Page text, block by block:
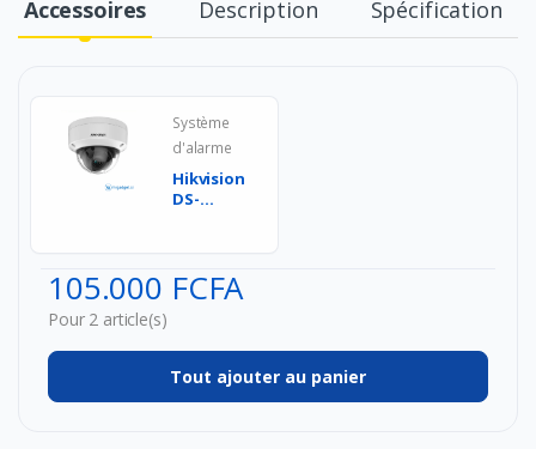
Accessoires Description Spécification
Système
d'alarme
Hikvision
DS-
(C)...
105.000 FCFA
Pour 2 article(s)
Tout ajouter au panier